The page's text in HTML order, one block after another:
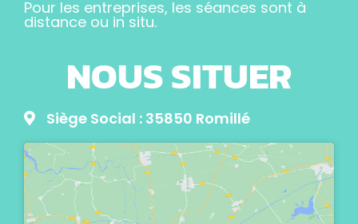
Pour les entreprises, les séances sont à
distance ou in situ.
NOUS SITUER
Siège Social : 35850 Romillé